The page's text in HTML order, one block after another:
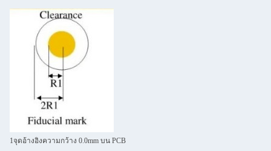
1จุดอ้างอิงความกว้าง 0.0mm บน PCB